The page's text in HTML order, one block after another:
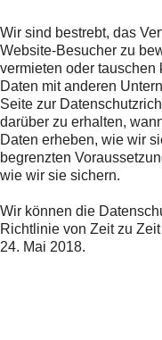
Wir sind bestrebt, das
Website-Besucher zu
vermieten oder
Daten mit anderen
Seite zur
darüber zu erhalten,
Daten erheben, wie wir
begrenzten
wie wir sie sichern.
Wir können die
Richtlinie von Zeit zu
24. Mai 2018.